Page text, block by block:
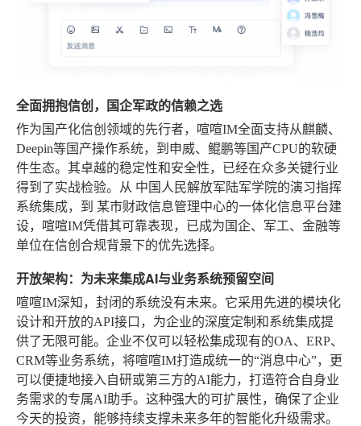
全面拥抱信创，国企军政的信赖之选
作为国产化信创领域的先行者，喧喧IM全面支持从麒麟、
Deepin等国产操作系统，到申威、鲲鹏等国产CPU的软硬
件生态。其卓越的稳定性和安全性，已经在众多关键行业
得到了实战检验。从 中国人民解放军陆军学院的演习指挥
系统集成，到 某市财政信息管理中心的一体化信息平台建
设，喧喧IM凭借其可靠表现，已成为国企、军工、金融等
单位在信创合规背景下的优先选择。
开放架构：为未来集成AI与业务系统预留空间
喧喧IM深知，封闭的系统没有未来。它采用先进的模块化
设计和开放的API接口，为企业的深度定制和系统集成提
供了无限可能。企业不仅可以轻松集成现有的OA、ERP、
CRM等业务系统，将喧喧IM打造成统一的“消息中心”，更
可以便捷地接入自研或第三方的AI能力，打造符合自身业
务需求的专属AI助手。这种强大的可扩展性，确保了企业
今天的投资，能够持续支撑未来多年的智能化升级需求。